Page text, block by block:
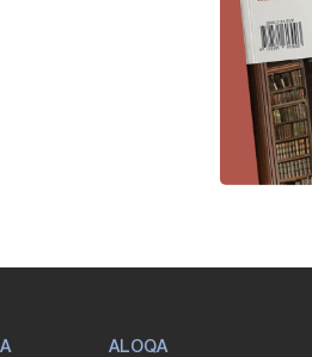
ALOQA